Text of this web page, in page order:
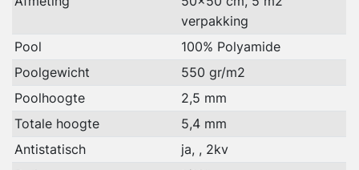
verpakking
Pool
100% Polyamide
Poolgewicht
550 gr/m2
Poolhoogte
2,5 mm
Totale hoogte
5,4 mm
Antistatisch
ja, , 2kv